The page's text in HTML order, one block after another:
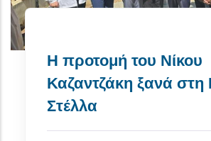
Η προτομή του Νίκου
Καζαντζάκη ξανά στη
Στέλλα